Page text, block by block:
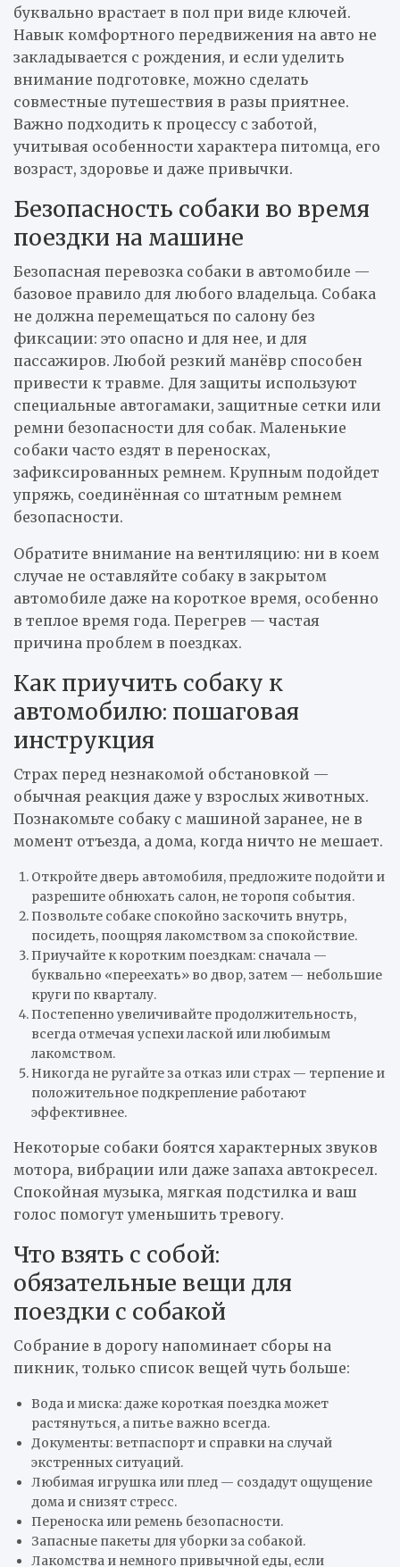
буквально врастает в пол при виде ключей.
Навык комфортного передвижения на авто не
закладывается с рождения, и если уделить
внимание подготовке, можно сделать
совместные путешествия в разы приятнее.
Важно подходить к процессу с заботой,
учитывая особенности характера питомца, его
возраст, здоровье и даже привычки.
Безопасность собаки во время
поездки на машине
Безопасная перевозка собаки в автомобиле —
базовое правило для любого владельца. Собака
не должна перемещаться по салону без
фиксации: это опасно и для нее, и для
пассажиров. Любой резкий манёвр способен
привести к травме. Для защиты используют
специальные автогамаки, защитные сетки или
ремни безопасности для собак. Маленькие
собаки часто ездят в переносках,
зафиксированных ремнем. Крупным подойдет
упряжь, соединённая со штатным ремнем
безопасности.
Обратите внимание на вентиляцию: ни в коем
случае не оставляйте собаку в закрытом
автомобиле даже на короткое время, особенно
в теплое время года. Перегрев — частая
причина проблем в поездках.
Как приучить собаку к
автомобилю: пошаговая
инструкция
Страх перед незнакомой обстановкой —
обычная реакция даже у взрослых животных.
Познакомьте собаку с машиной заранее, не в
момент отъезда, а дома, когда ничто не мешает.
Откройте дверь автомобиля, предложите подойти и
разрешите обнюхать салон, не торопя события.
Позвольте собаке спокойно заскочить внутрь,
посидеть, поощряя лакомством за спокойствие.
Приучайте к коротким поездкам: сначала —
буквально «переехать» во двор, затем — небольшие
круги по кварталу.
Постепенно увеличивайте продолжительность,
всегда отмечая успехи лаской или любимым
лакомством.
Никогда не ругайте за отказ или страх — терпение и
положительное подкрепление работают
эффективнее.
Некоторые собаки боятся характерных звуков
мотора, вибрации или даже запаха автокресел.
Спокойная музыка, мягкая подстилка и ваш
голос помогут уменьшить тревогу.
Что взять с собой:
обязательные вещи для
поездки с собакой
Собрание в дорогу напоминает сборы на
пикник, только список вещей чуть больше:
Вода и миска: даже короткая поездка может
растянуться, а питье важно всегда.
Документы: ветпаспорт и справки на случай
экстренных ситуаций.
Любимая игрушка или плед — создадут ощущение
дома и снизят стресс.
Переноска или ремень безопасности.
Запасные пакеты для уборки за собакой.
Лакомства и немного привычной еды, если